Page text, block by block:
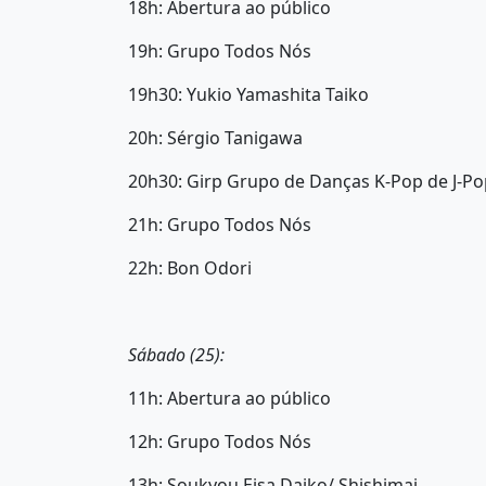
18h: Abertura ao público
19h: Grupo Todos Nós
19h30: Yukio Yamashita Taiko
20h: Sérgio Tanigawa
20h30: Girp Grupo de Danças K-Pop de J-
21h: Grupo Todos Nós
22h: Bon Odori
Sábado (25):
11h: Abertura ao público
12h: Grupo Todos Nós